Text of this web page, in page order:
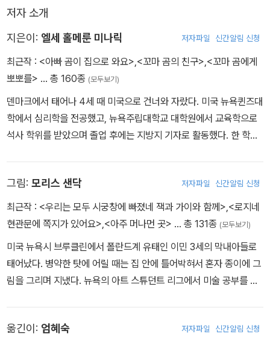
저자 소개
지은이: 엘세 홀메룬 미나릭 저자파일 신간알림 신청
최근작 : <아빠 곰이 집으로 와요>,<꼬마 곰의 친구>,<꼬마 곰에게
뽀뽀를> … 총 160종 (모두보기)
덴마크에서 태어나 4세 때 미국으로 건너와 자랐다. 미국 뉴욕퀸즈대
학에서 심리학을 전공했고, 뉴욕주립대학교 대학원에서 교육학으로
석사 학위를 받았으며 졸업 후에는 지방지 기자로 활동했다. 한 학교
이제 막 문장을 배우기 시작한 자신의 딸과 제자들을 위해 쓴 이야기
로, 작가로서의 명성을 안겨 준 대표작이다. 시리즈 중의 하나인 《꼬
마 곰의 방문》으로 1962년 칼데콧 아너 상을 받았다.
그림: 모리스 샌닥 저자파일 신간알림 신청
최근작 : <우리는 모두 시궁창에 빠졌네 잭과 가이와 함께>,<로지네
현관문에 쪽지가 있어요>,<아주 머나먼 곳> … 총 131종 (모두보기)
미국 뉴욕시 브루클린에서 폴란드계 유태인 이민 3세의 막내아들로
태어났다. 병약한 탓에 어릴 때는 집 안에 틀어박혀서 혼자 종이에 그
림을 그리며 지냈다. 뉴욕의 아트 스튜던트 리그에서 미술 공부를 한
리스티안 안데르센 상, 로라 잉걸스 와일더 상, 미국의 국가예술상 등
옮긴이: 엄혜숙 저자파일 신간알림 신청